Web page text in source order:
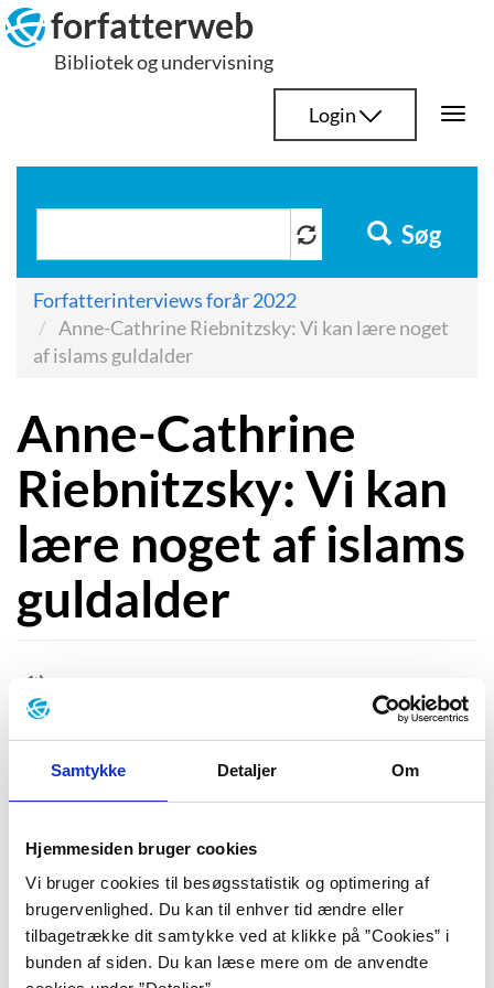
Samtykke Detaljer Om
Hjemmesiden bruger cookies
Vi bruger cookies til besøgsstatistik og optimering af
brugervenlighed. Du kan til enhver tid ændre eller
tilbagetrække dit samtykke ved at klikke på ”Cookies” i
bunden af siden. Du kan læse mere om de anvendte
Hop
til
indhold
forfatterweb
Bibliotek og undervisning
Login
Søg
Forfatterinterviews forår 2022
Anne-Cathrine Riebnitzsky: Vi kan lære noget
af islams guldalder
Anne-Cathrine
Riebnitzsky: Vi kan
lære noget af islams
guldalder
"Jeg synes, det er en meget interessant tid, det her med
islams guldalder, og hvor nysgerrige og udadvendte de var,
og hvor optaget de var af videnskab.... Det er noget, vi har
godt af at vide i dag."sigerAnne-Catrhine Riebnitzsky,
giver os et sjældent indblik i en underbelyst side af
den muslimske kulturarv.
I romanen følger vi en muslimsk borgherre og hans
folk i den andalusiske fæstning Al-Qalat i 1300-tallet.
Mens Riebnitzsky lavede research til romanen, blev